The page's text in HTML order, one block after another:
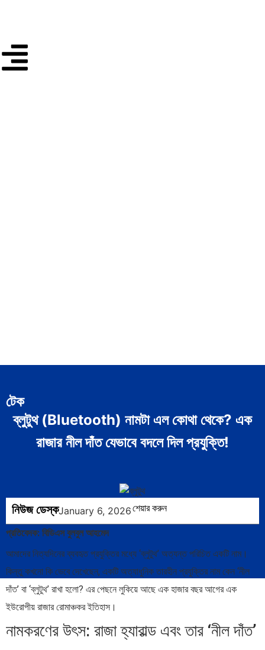
টেক
ব্লুটুথ (Bluetooth) নামটা এল কোথা থেকে? এক
রাজার নীল দাঁত যেভাবে বদলে দিল প্রযুক্তি!
নিউজ ডেস্কJanuary 6, 2026শেয়ার করুন
প্রতিবেদক: বিডিএস বুলবুল আহমেদ
আমাদের নিত্যদিনের ব্যবহৃত প্রযুক্তির মধ্যে ‘ব্লুটুথ’ অত্যন্ত পরিচিত একটি নাম।
কিন্তু কখনো কি ভেবে দেখেছেন, একটি অত্যাধুনিক তারহীন প্রযুক্তির নাম কেন ‘নীল
দাঁত’ বা ‘ব্লুটুথ’ রাখা হলো? এর পেছনে লুকিয়ে আছে এক হাজার বছর আগের এক
ইউরোপীয় রাজার রোমাঞ্চকর ইতিহাস।
নামকরণের উৎস: রাজা হ্যারাল্ড এবং তার ‘নীল দাঁত’